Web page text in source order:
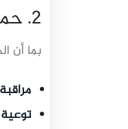
2. حماية حقوق العمالة الفلبينية
بما أن